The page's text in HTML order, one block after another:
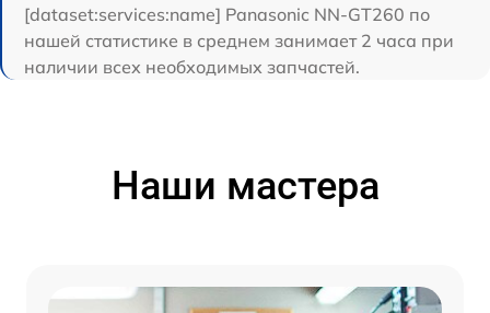
[dataset:services:name] Panasonic NN-GT260 по
нашей статистике в среднем занимает 2 часа при
наличии всех необходимых запчастей.
Наши мастера